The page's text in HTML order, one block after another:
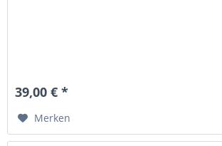
39,00 € *
Merken